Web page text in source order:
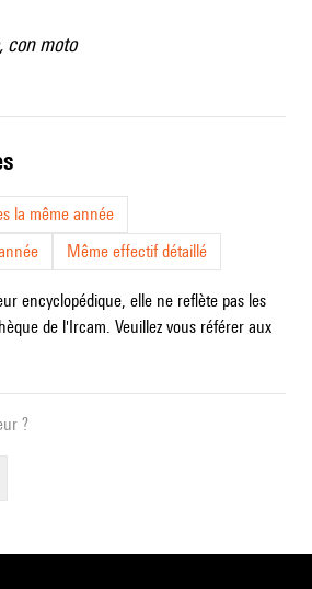
con moto
la même année
Même effectif détaillé
encyclopédique, elle ne reflète pas les
de l'Ircam. Veuillez vous référer aux
?